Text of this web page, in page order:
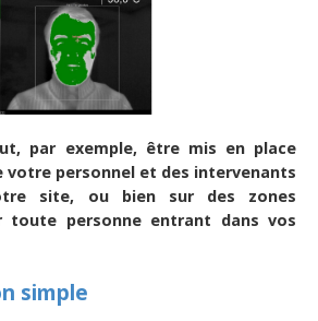
par exemple, être mis en place
votre personnel et des intervenants
site, ou bien sur des zones
toute personne entrant dans vos
simple